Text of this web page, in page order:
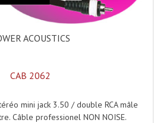
ACOUSTICS
CAB 2062
mini jack 3.50 / double RCA mâle
Câble professionel NON NOISE.